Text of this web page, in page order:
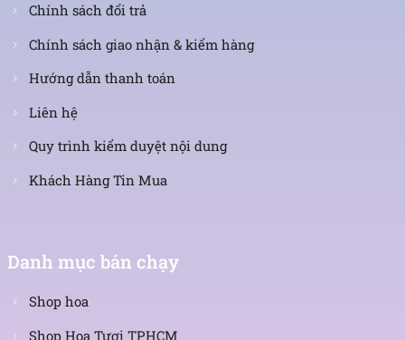
Chính sách đổi trả
Chính sách giao nhận & kiểm hàng
Hướng dẫn thanh toán
Liên hệ
Quy trình kiểm duyệt nội dung
Khách Hàng Tin Mua
Danh mục bán chạy
Shop hoa
Shop Hoa Tươi TPHCM